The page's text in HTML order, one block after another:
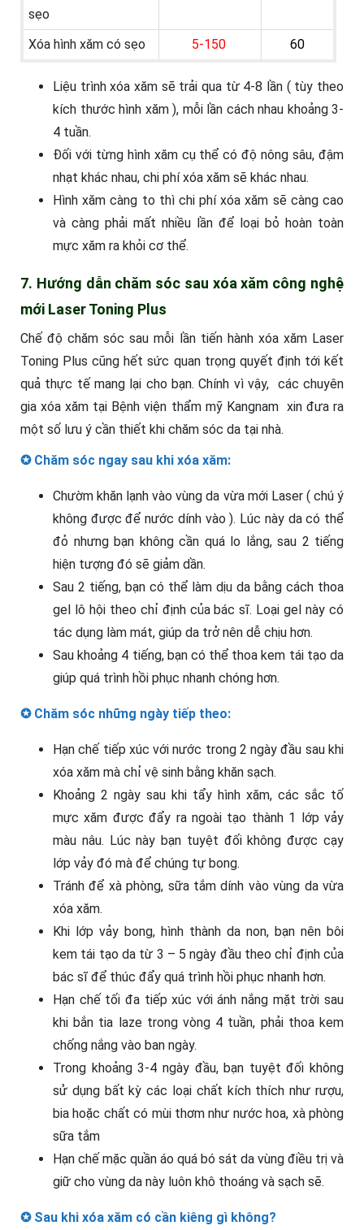
sẹo
Xóa hình xăm có sẹo
5-150 60
Liệu trình xóa xăm sẽ trải qua từ 4-8 lần ( tùy theo
kích thước hình xăm ), mỗi lần cách nhau khoảng 3-
4 tuần.
Đối với từng hình xăm cụ thể có độ nông sâu, đậm
nhạt khác nhau, chi phí xóa xăm sẽ khác nhau.
Hình xăm càng to thì chi phí xóa xăm sẽ càng cao
và càng phải mất nhiều lần để loại bỏ hoàn toàn
mực xăm ra khỏi cơ thể.
7. Hướng dẫn chăm sóc sau xóa xăm công nghệ
mới Laser Toning Plus
Chế độ chăm sóc sau mỗi lần tiến hành xóa xăm Laser
Toning Plus cũng hết sức quan trọng quyết định tới kết
quả thực tế mang lại cho bạn. Chính vì vậy, các chuyên
gia xóa xăm tại Bệnh viện thẩm mỹ Kangnam xin đưa ra
một số lưu ý cần thiết khi chăm sóc da tại nhà.
✪ Chăm sóc ngay sau khi xóa xăm:
Chườm khăn lạnh vào vùng da vừa mới Laser ( chú ý
không được để nước dính vào ). Lúc này da có thể
đỏ nhưng bạn không cần quá lo lắng, sau 2 tiếng
hiện tượng đó sẽ giảm dần.
Sau 2 tiếng, bạn có thể làm dịu da bằng cách thoa
gel lô hội theo chỉ định của bác sĩ. Loại gel này có
tác dụng làm mát, giúp da trở nên dễ chịu hơn.
Sau khoảng 4 tiếng, bạn có thể thoa kem tái tạo da
giúp quá trình hồi phục nhanh chóng hơn.
✪ Chăm sóc những ngày tiếp theo:
Hạn chế tiếp xúc với nước trong 2 ngày đầu sau khi
xóa xăm mà chỉ vệ sinh bằng khăn sạch.
Khoảng 2 ngày sau khi tẩy hình xăm, các sắc tố
mực xăm được đẩy ra ngoài tạo thành 1 lớp vảy
màu nâu. Lúc này bạn tuyệt đối không được cạy
lớp vảy đó mà để chúng tự bong.
Tránh để xà phòng, sữa tắm dính vào vùng da vừa
xóa xăm.
Khi lớp vảy bong, hình thành da non, bạn nên bôi
kem tái tạo da từ 3 – 5 ngày đầu theo chỉ định của
bác sĩ để thúc đẩy quá trình hồi phục nhanh hơn.
Hạn chế tối đa tiếp xúc với ánh nắng mặt trời sau
khi bắn tia laze trong vòng 4 tuần, phải thoa kem
chống nắng vào ban ngày.
Trong khoảng 3-4 ngày đầu, bạn tuyệt đối không
sử dụng bất kỳ các loại chất kích thích như rượu,
bia hoặc chất có mùi thơm như nước hoa, xà phòng
sữa tắm
Hạn chế mặc quần áo quá bó sát da vùng điều trị và
giữ cho vùng da này luôn khô thoáng và sạch sẽ.
✪ Sau khi xóa xăm có cần kiêng gì không?